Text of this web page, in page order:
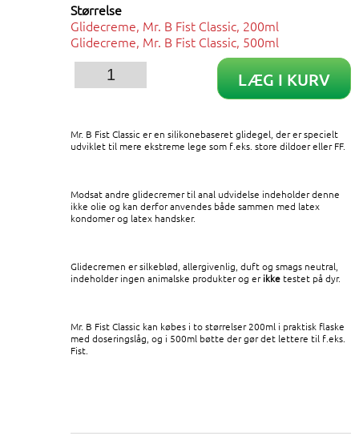
Størrelse
Glidecreme, Mr. B Fist Classic, 200ml
Glidecreme, Mr. B Fist Classic, 500ml
Mr. B Fist Classic er en silikonebaseret glidegel, der er specielt
udviklet til mere ekstreme lege som f.eks. store dildoer eller FF.
Modsat andre glidecremer til anal udvidelse indeholder denne
ikke olie og kan derfor anvendes både sammen med latex
kondomer og latex handsker.
Glidecremen er silkeblød, allergivenlig, duft og smags neutral,
indeholder ingen animalske produkter og erikke testet på dyr.
Mr. B Fist Classic kan købes i to størrelser 200ml i praktisk flaske
med doseringslåg, og i 500ml bøtte der gør det lettere til f.eks.
Fist.